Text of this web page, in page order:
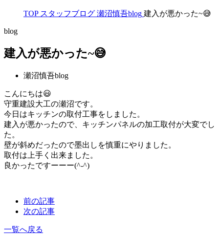
TOP スタッフブログ 瀬沼慎吾blog 建入が悪かった~😅
blog
建入が悪かった~😅
瀬沼慎吾blog
こんにちは😃
守重建設大工の瀬沼です。
今日はキッチンの取付工事をしました。
建入が悪かったので、キッチンパネルの加工取付が大変でし
た。
壁が斜めだったので墨出しを慎重にやりました。
取付は上手く出来ました。
良かったですーーー(^-^)
前の記事
次の記事
一覧へ戻る